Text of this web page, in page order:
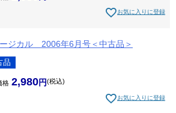
お気に入りに登録
ジカル 2006年6月号＜中古品＞
品
格 2,980 税込
お気に入りに登録